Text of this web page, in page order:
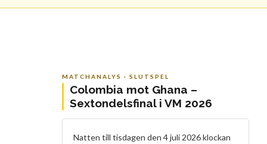
MATCHANALYS · SLUTSPEL
Colombia mot Ghana –
Sextondelsfinal i VM 2026
Natten till tisdagen den 4 juli 2026 klockan